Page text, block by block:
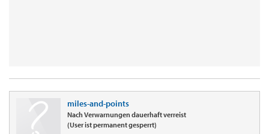
miles-and-points
Nach Verwarnungen dauerhaft verreist
(User ist permanent gesperrt)